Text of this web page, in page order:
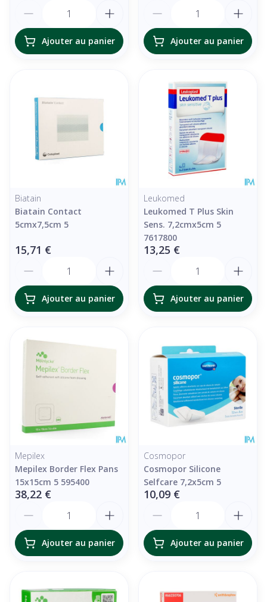
Ajouter au panier Ajouter au panier
Biatain
Biatain Contact
5cmx7,5cm 5
15,71 €
Ajouter au panier
Leukomed
Leukomed T Plus Skin
Sens. 7,2cmx5cm 5
7617800
13,25 €
Ajouter au panier
Mepilex
Mepilex Border Flex Pans
15x15cm 5 595400
38,22 €
Ajouter au panier
Cosmopor
Cosmopor Silicone
Selfcare 7,2x5cm 5
10,09 €
Ajouter au panier